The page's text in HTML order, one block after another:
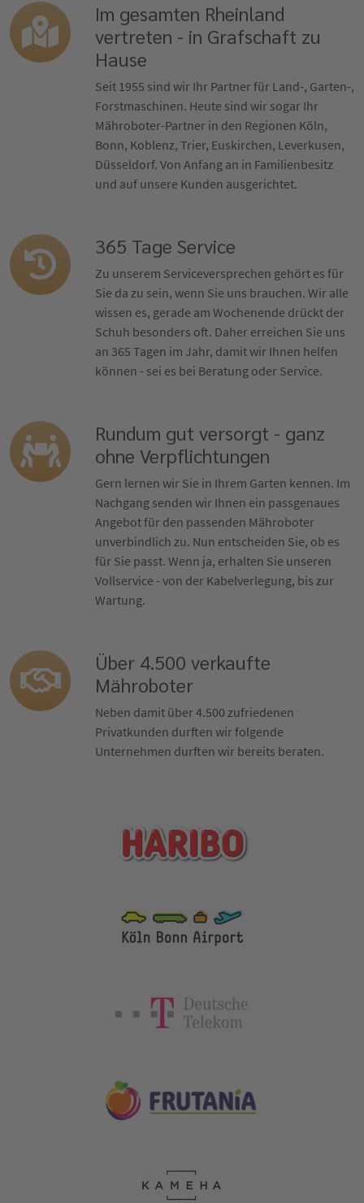
Im gesamten Rheinland
vertreten - in Grafschaft zu
Hause
Seit 1955 sind wir Ihr Partner für Land-, Garten-,
Forstmaschinen. Heute sind wir sogar Ihr
Mähroboter-Partner in den Regionen Köln,
Bonn, Koblenz, Trier, Euskirchen, Leverkusen,
Düsseldorf. Von Anfang an in Familienbesitz
und auf unsere Kunden ausgerichtet.
365 Tage Service
Zu unserem Serviceversprechen gehört es für
Sie da zu sein, wenn Sie uns brauchen. Wir alle
wissen es, gerade am Wochenende drückt der
Schuh besonders oft. Daher erreichen Sie uns
an 365 Tagen im Jahr, damit wir Ihnen helfen
können - sei es bei Beratung oder Service.
Rundum gut versorgt - ganz
ohne Verpflichtungen
Gern lernen wir Sie in Ihrem Garten kennen. Im
Nachgang senden wir Ihnen ein passgenaues
Angebot für den passenden Mähroboter
unverbindlich zu. Nun entscheiden Sie, ob es
für Sie passt. Wenn ja, erhalten Sie unseren
Vollservice - von der Kabelverlegung, bis zur
Wartung.
Über 4.500 verkaufte
Mähroboter
Neben damit über 4.500 zufriedenen
Privatkunden durften wir folgende
Unternehmen durften wir bereits beraten.